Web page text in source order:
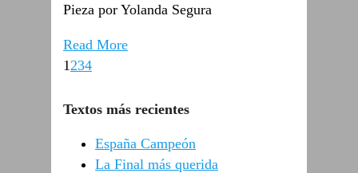
Pieza por Yolanda Segura
Read More
1 234
Textos más recientes
España Campeón
La Final más querida